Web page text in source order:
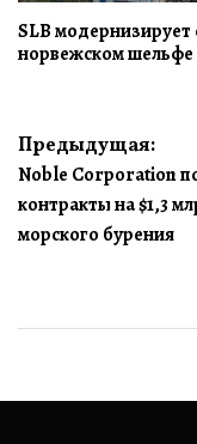
SLB
норвежском шельфе
Навигация
по
записям
Предыдущая:
Noble Corporation
контракты на $1,3
морского бурения